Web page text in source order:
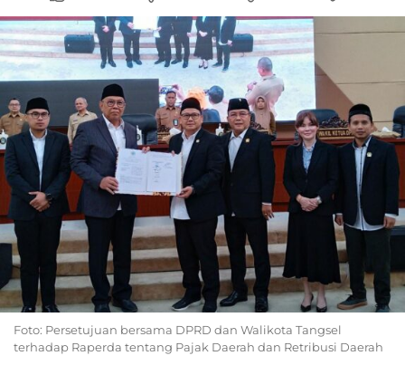
Foto: Persetujuan bersama DPRD dan Walikota Tangsel
terhadap Raperda tentang Pajak Daerah dan Retribusi Daerah